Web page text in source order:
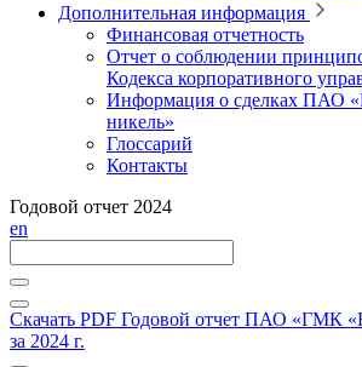
Дополнительная информация
Финансовая отчетность
Отчет о соблюдении
Кодекса корпоративного
Информация о сделках ПАО
никель»
Глоссарий
Контакты
Годовой отчет 2024
en
Скачать PDF Годовой отчет ПАО «ГМК
за 2024 г.